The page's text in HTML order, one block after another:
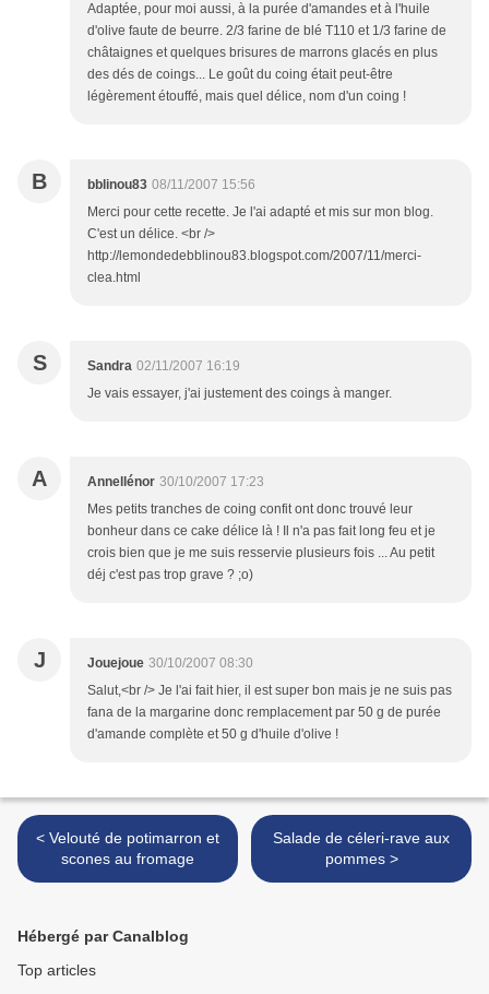
Adaptée, pour moi aussi, à la purée d'amandes et à l'huile
d'olive faute de beurre. 2/3 farine de blé T110 et 1/3 farine de
châtaignes et quelques brisures de marrons glacés en plus
des dés de coings... Le goût du coing était peut-être
légèrement étouffé, mais quel délice, nom d'un coing !
B bblinou83 08/11/2007 15:56
Merci pour cette recette. Je l'ai adapté et mis sur mon blog.
C'est un délice. <br />
http://lemondedebblinou83.blogspot.com/2007/11/merci-
clea.html
S Sandra 02/11/2007 16:19
Je vais essayer, j'ai justement des coings à manger.
A Annellénor 30/10/2007 17:23
Mes petits tranches de coing confit ont donc trouvé leur
bonheur dans ce cake délice là ! Il n'a pas fait long feu et je
crois bien que je me suis resservie plusieurs fois ... Au petit
déj c'est pas trop grave ? ;o)
J Jouejoue 30/10/2007 08:30
Salut,<br /> Je l'ai fait hier, il est super bon mais je ne suis pas
fana de la margarine donc remplacement par 50 g de purée
d'amande complète et 50 g d'huile d'olive !
< Velouté de potimarron et
scones au fromage
Salade de céleri-rave aux
pommes >
Hébergé par Canalblog
Top articles